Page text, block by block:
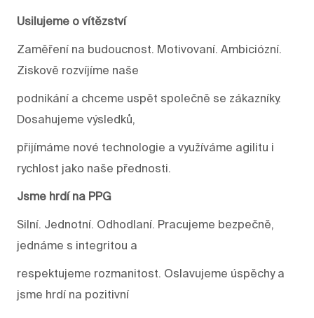
Usilujeme o vítězství
Zaměření na budoucnost. Motivovaní. Ambiciózní.
Ziskově rozvíjíme naše
podnikání a chceme uspět společně se zákazníky.
Dosahujeme výsledků,
přijímáme nové technologie a využíváme agilitu i
rychlost jako naše přednosti.
Jsme hrdí na PPG
Silní. Jednotní. Odhodlaní. Pracujeme bezpečně,
jednáme s integritou a
respektujeme rozmanitost. Oslavujeme úspěchy a
jsme hrdí na pozitivní